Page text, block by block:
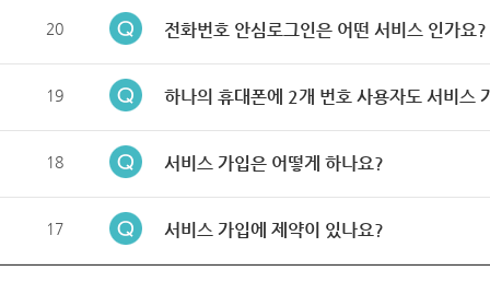
20 전화번호 안심로그인은 어떤 서비스 인가요?
19 하나의 휴대폰에 2개 번호 사용자도 서비스
18 서비스 가입은 어떻게 하나요?
17 서비스 가입에 제약이 있나요?